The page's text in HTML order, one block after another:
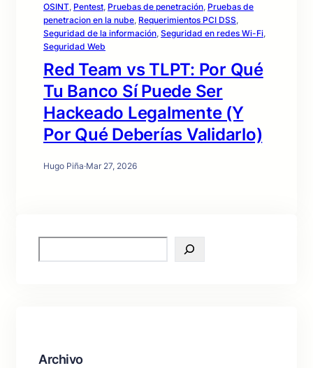
OSINT, Pentest, Pruebas de penetración, Pruebas de
penetracion en la nube, Requerimientos PCI DSS
Seguridad de la información, Seguridad en redes Wi-Fi
Seguridad Web
Red Team vs TLPT: Por Qué
Tu Banco Sí Puede Ser
Hackeado Legalmente (Y
Por Qué Deberías Validarlo)
Hugo Piña·Mar 27, 2026
e
Archivo